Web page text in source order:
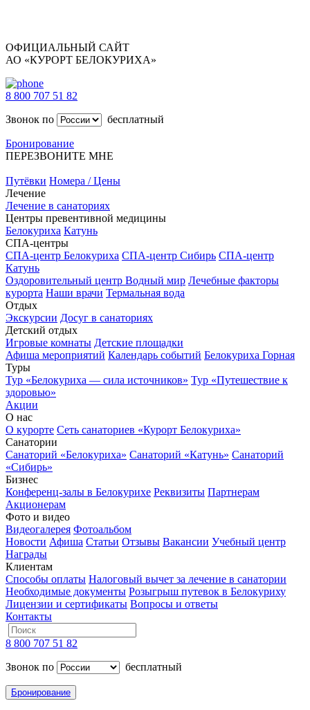
ОФИЦИАЛЬНЫЙ САЙТ
АО «КУРОРТ БЕЛОКУРИХА»
8 800 707 51 82
Звонок по
бесплатный
Бронирование
ПЕРЕЗВОНИТЕ МНЕ
Путёвки Номера / Цены
Лечение
Лечение в санаториях
Центры превентивной медицины
Белокуриха Катунь
СПА-центры
СПА-центр Белокуриха СПА-центр Сибирь СПА-центр
Катунь
Оздоровительный центр Водный мир Лечебные факторы
курорта Наши врачи Термальная вода
Отдых
Экскурсии Досуг в санаториях
Детский отдых
Игровые комнаты Детские площадки
Афиша мероприятий Календарь событий Белокуриха Горная
Туры
Тур «Белокуриха — сила источников» Тур «Путешествие к
здоровью»
Акции
О нас
О курорте Сеть санаториев «Курорт Белокуриха»
Санатории
Санаторий «Белокуриха» Санаторий «Катунь» Санаторий
«Сибирь»
Бизнес
Конференц-залы в Белокурихе Реквизиты Партнерам
Акционерам
Фото и видео
Видеогалерея Фотоальбом
Новости Афиша Статьи Отзывы Вакансии Учебный центр
Награды
Клиентам
Способы оплаты Налоговый вычет за лечение в санатории
Необходимые документы Розыгрыш путевок в Белокуриху
Лицензии и сертификаты Вопросы и ответы
Контакты
8 800 707 51 82
Звонок по
бесплатный
Бронирование